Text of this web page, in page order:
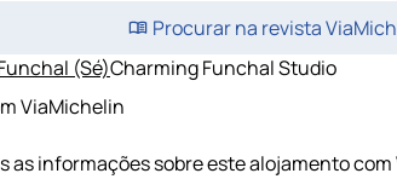
Procurar na revista
(Sé)Charming Funchal Studio
ViaMichelin
informações sobre este alojamento